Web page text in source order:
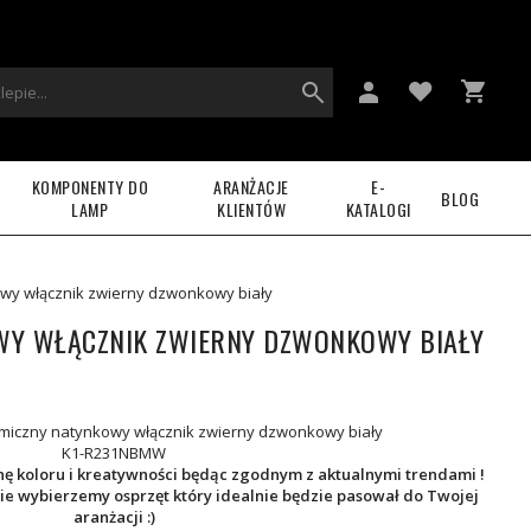
KOMPONENTY DO
LAMP
ARANŻACJE
KLIENTÓW
E-
KATALOGI
BLOG
włącznik zwierny dzwonkowy biały
WŁĄCZNIK ZWIERNY DZWONKOWY BIAŁY
natynkowy włącznik zwierny dzwonkowy biały
K1-R231NBMW
koloru i kreatywności będąc zgodnym z aktualnymi trendami !
wybierzemy osprzęt który idealnie będzie pasował do Twojej
aranżacji :)